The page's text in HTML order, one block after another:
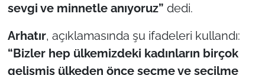
sevgi ve minnetle anıyoruz” dedi.
Arhatır, açıklamasında şu ifadeleri kullandı:
“Bizler hep ülkemizdeki kadınların birçok
gelişmiş ülkeden önce seçme ve seçilme
İş Dünyası
Bilim Teknoloji
English News